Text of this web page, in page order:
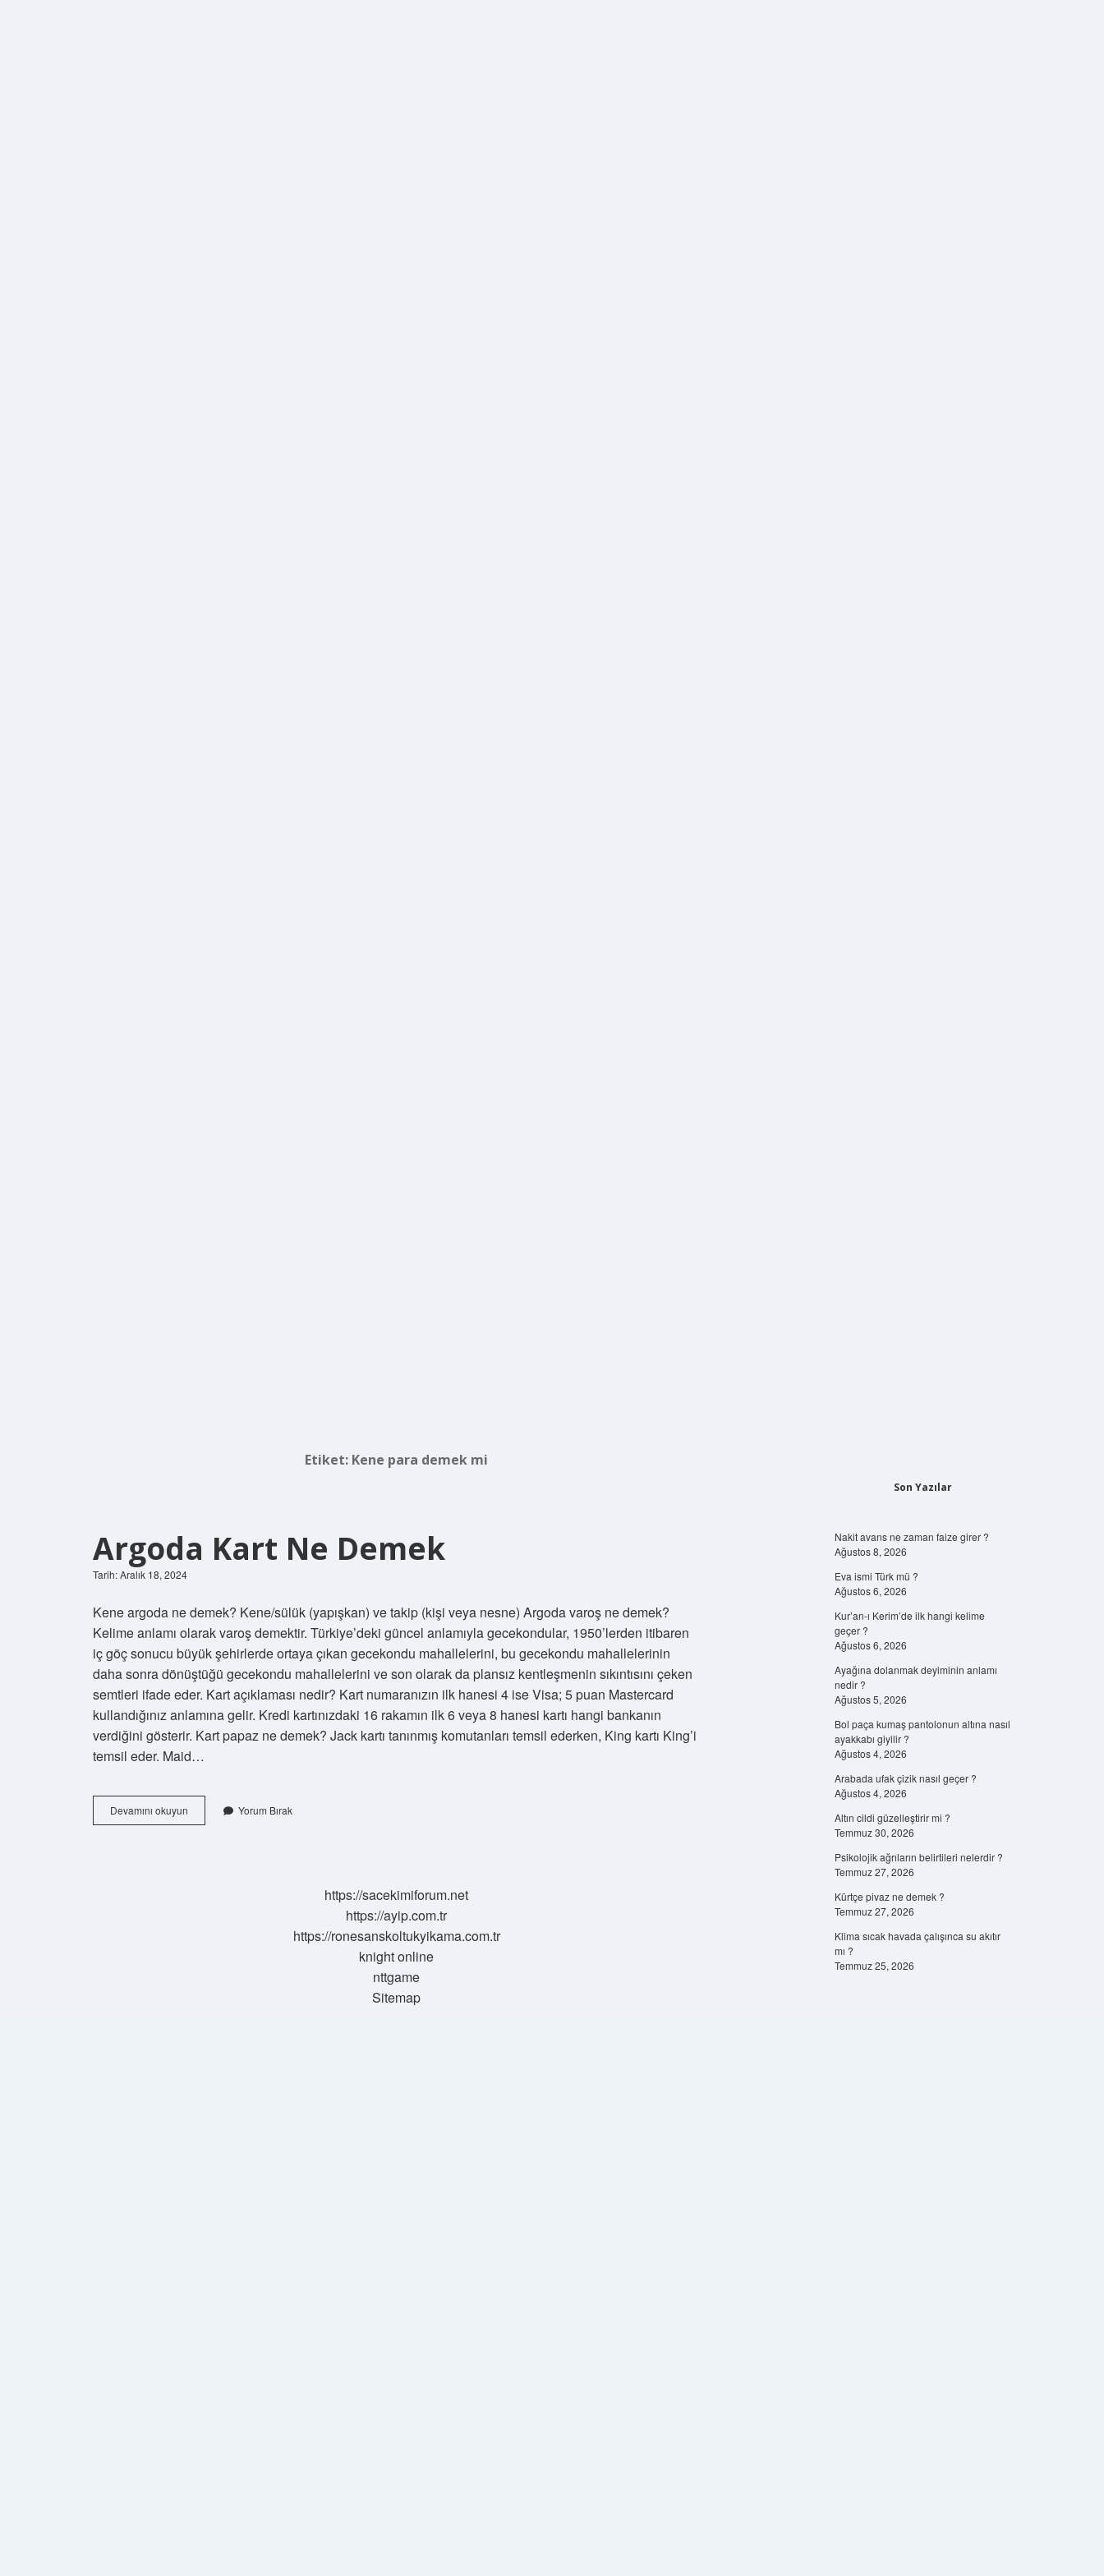
Etiket: Kene para demek mi
Argoda Kart Ne Demek
Tarih: Aralık 18, 2024
Kene argoda ne demek? Kene/sülük (yapışkan) ve takip (kişi veya nesne) Argoda varoş ne demek?
Kelime anlamı olarak varoş demektir. Türkiye’deki güncel anlamıyla gecekondular, 1950’lerden itibaren
iç göç sonucu büyük şehirlerde ortaya çıkan gecekondu mahallelerini, bu gecekondu mahallelerinin
daha sonra dönüştüğü gecekondu mahallelerini ve son olarak da plansız kentleşmenin sıkıntısını çeken
semtleri ifade eder. Kart açıklaması nedir? Kart numaranızın ilk hanesi 4 ise Visa; 5 puan Mastercard
kullandığınız anlamına gelir. Kredi kartınızdaki 16 rakamın ilk 6 veya 8 hanesi kartı hangi bankanın
verdiğini gösterir. Kart papaz ne demek? Jack kartı tanınmış komutanları temsil ederken, King kartı King’i
temsil eder. Maid…
Devamını okuyun
Kart
Yorum Bırak
https://sacekimiforum.net
https://ayip.com.tr
https://ronesanskoltukyikama.com.tr
knight online
nttgame
Sitemap
Son Yazılar
Nakit avans ne zaman faize girer ?
Ağustos 8, 2026
Eva ismi Türk mü ?
Ağustos 6, 2026
Kur’an-ı Kerim’de ilk hangi kelime
geçer ?
Ağustos 6, 2026
Ayağına dolanmak deyiminin anlamı
nedir ?
Ağustos 5, 2026
Bol paça kumaş pantolonun altına nasıl
ayakkabı giyilir ?
Ağustos 4, 2026
Arabada ufak çizik nasıl geçer ?
Ağustos 4, 2026
Altın cildi güzelleştirir mi ?
Temmuz 30, 2026
Psikolojik ağrıların belirtileri nelerdir ?
Temmuz 27, 2026
Kürtçe pivaz ne demek ?
Temmuz 27, 2026
Klima sıcak havada çalışınca su akıtır
mı ?
Temmuz 25, 2026